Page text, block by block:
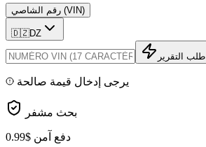
رقم الشاصي (VIN)
🇩🇿DZ
طلب التقرير
يرجى إدخال قيمة صالحة
بحث مشفر
دفع آمن $0.99